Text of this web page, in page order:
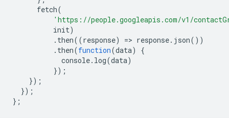
fetch(
'https://people.googleapis.com/v1/
init)
. then((response) => response. json())
. then(function(data)
{
console. log(data)
});
});
});
};